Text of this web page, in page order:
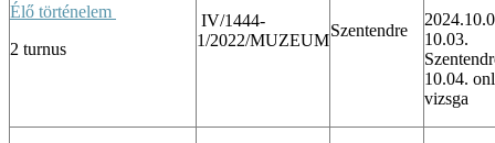
Élő történelem
2 turnus
IV/1444-
1/2022/MUZEUM
Szentendre
10.03.
10.04.
vizsga